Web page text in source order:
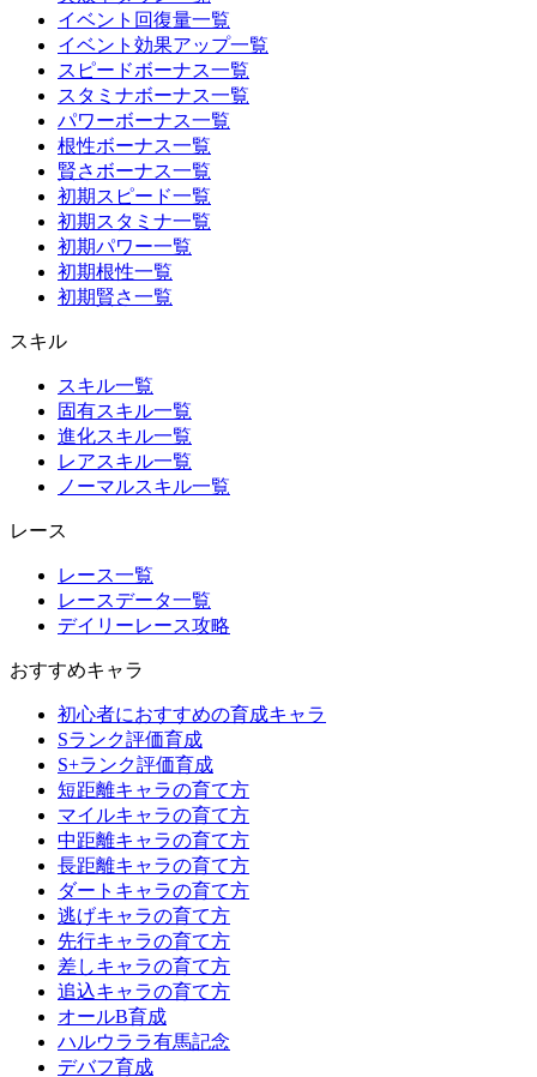
イベント回復量一覧
イベント効果アップ一覧
スピードボーナス一覧
スタミナボーナス一覧
パワーボーナス一覧
根性ボーナス一覧
賢さボーナス一覧
初期スピード一覧
初期スタミナ一覧
初期パワー一覧
初期根性一覧
初期賢さ一覧
スキル
スキル一覧
固有スキル一覧
進化スキル一覧
レアスキル一覧
ノーマルスキル一覧
レース
レース一覧
レースデータ一覧
デイリーレース攻略
おすすめキャラ
初心者におすすめの育成キャラ
Sランク評価育成
S+ランク評価育成
短距離キャラの育て方
マイルキャラの育て方
中距離キャラの育て方
長距離キャラの育て方
ダートキャラの育て方
逃げキャラの育て方
先行キャラの育て方
差しキャラの育て方
追込キャラの育て方
オールB育成
ハルウララ有馬記念
デバフ育成